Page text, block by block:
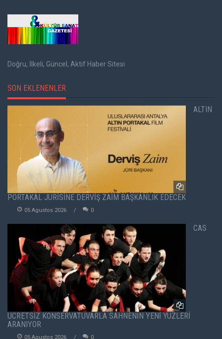
Doğru, İlkeli, Güncel, Aktif Haber Sitesi
SON EKLENENLER
ALTIN
PORTAKAL JÜRİSİNE DERVİŞ ZAİM BAŞKANLIK EDECEK
05 Agustos 2026 0
CAS
ÜCRETSİZ KONSERVATUVARLA SAHNENİN YENİ YÜZLERİ
ARANIYOR
05 Agustos 2026 0